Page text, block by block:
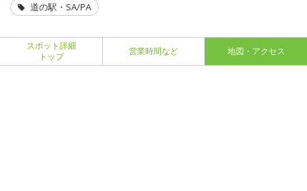
道の駅・SA/PA
スポット詳細
トップ
営業時間など 地図・アクセス